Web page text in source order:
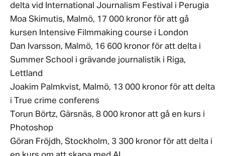
delta vid International Journalism Festival i Perugia
Moa Skimutis, Malmö, 17 000 kronor för att gå
kursen Intensive Filmmaking course i London
Dan Ivarsson, Malmö, 16 600 kronor för att delta i
Summer School i grävande journalistik i Riga,
Lettland
Joakim Palmkvist, Malmö, 13 000 kronor för att delta
i True crime conferens
Torun Börtz, Gärsnäs, 8 000 kronor att gå en kurs i
Photoshop
Göran Fröjdh, Stockholm, 3 300 kronor för att delta i